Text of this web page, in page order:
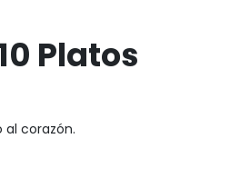
Platos
al corazón.